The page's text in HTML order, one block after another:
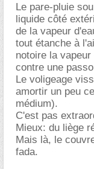
Le pare-pluie
liquide côté
de la vapeur
tout étanche à
notoire la
contre une
Le voligeage
amortir un peu
médium).
C'est pas
Mieux: du liège
Mais là, le
fada.